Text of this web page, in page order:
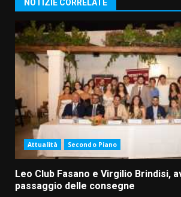
NOTIZIE CORRELATE
Attualità Secondo Piano
Leo Club Fasano e Virgilio Brindisi,
passaggio delle consegne